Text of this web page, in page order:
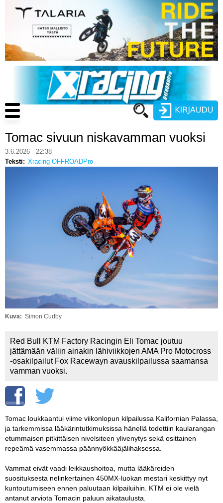
pääsisältöön
Käyttäjätunnus
Salasana
Luo uusi käyttäjätili
Vaihda salasana
Main
navigation
MOTOCROSS
CROSS COUNTRY
MUUT LAJIT
YLEISTÄ ALALTA
LUE DIGILEHDET
ASIAKASPALVELU JA
MEDIATIEDOT
YHTEYSTIEDOT
Tomac sivuun niskavamman vuoksi
3.6.2026 - 22:38
Teksti
Xracing OFFROADPro
Kuva Simon Cudby
Red Bull KTM Factory Racingin Eli Tomac joutuu
jättämään väliin ainakin lähiviikkojen AMA Pro Motocross
-osakilpailut Fox Racewayn avauskilpailussa saamansa
vamman vuoksi.
Tomac loukkaantui viime viikonlopun kilpailussa Kalifornian Palassa,
ja tarkemmissa lääkärintutkimuksissa hänellä todettiin kaularangan
etummaisen pitkittäisen nivelsiteen ylivenytys sekä osittainen
repeämä vasemmassa päännyökkääjälihaksessa.
Vammat eivät vaadi leikkaushoitoa, mutta lääkäreiden
suosituksesta nelinkertainen 450MX-luokan mestari keskittyy nyt
kuntoutumiseen ennen paluutaan kilpailuihin. KTM ei ole vielä
antanut arviota Tomacin paluun aikataulusta.